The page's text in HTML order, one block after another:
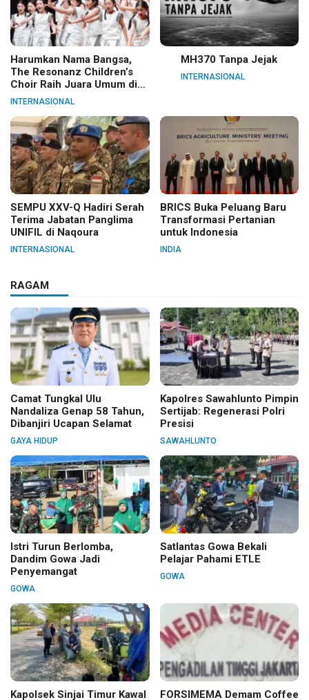
Harumkan Nama Bangsa,
The Resonanz Children’s
Choir Raih Juara Umum di
Hungaria
INTERNASIONAL
MH370 Tanpa Jejak
INTERNASIONAL
SEMPU XXV-Q Hadiri Serah
Terima Jabatan Panglima
UNIFIL di Naqoura
INTERNASIONAL
BRICS Buka Peluang Baru
Transformasi Pertanian
untuk Indonesia
INDIA
RAGAM
Camat Tungkal Ulu
Nandaliza Genap 58 Tahun,
Dibanjiri Ucapan Selamat
GAYA HIDUP
Kapolres Sawahlunto Pimpin
Sertijab: Regenerasi Polri
Presisi
SAWAHLUNTO
Istri Turun Berlomba,
Dandim Gowa Jadi
Penyemangat
GOWA
Satlantas Gowa Bekali
Pelajar Pahami ETLE
GOWA
Kapolsek Sinjai Timur Kawal FORSIMEMA Demam Coffee